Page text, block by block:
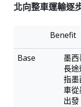
北向整車運輸逐
轉
墨
長途
指
車
出發